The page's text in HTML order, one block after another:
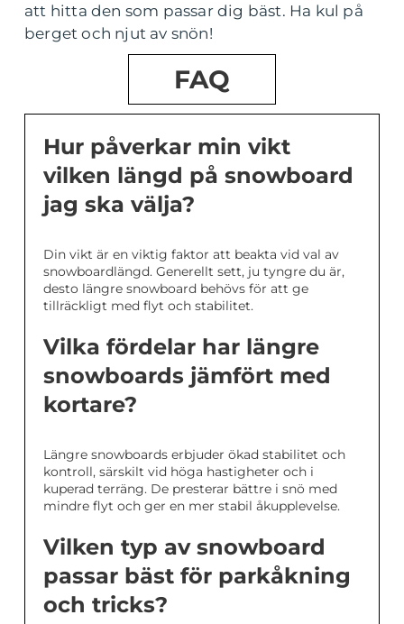
att hitta den som passar dig bäst. Ha kul på
berget och njut av snön!
FAQ
Hur påverkar min vikt
vilken längd på snowboard
jag ska välja?
Din vikt är en viktig faktor att beakta vid val av
snowboardlängd. Generellt sett, ju tyngre du är,
desto längre snowboard behövs för att ge
tillräckligt med flyt och stabilitet.
Vilka fördelar har längre
snowboards jämfört med
kortare?
Längre snowboards erbjuder ökad stabilitet och
kontroll, särskilt vid höga hastigheter och i
kuperad terräng. De presterar bättre i snö med
mindre flyt och ger en mer stabil åkupplevelse.
Vilken typ av snowboard
passar bäst för parkåkning
och tricks?